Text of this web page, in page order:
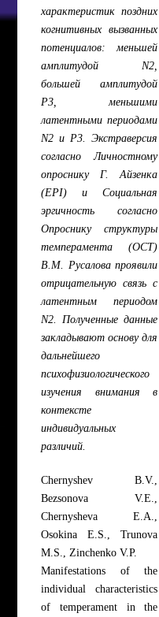
характеристик поздних
когнитивных вызванных
потенциалов: меньшей
амплитудой N2,
большей амплитудой
P3, меньшими
латентными периодами
N2 и P3. Экстраверсия
согласно Личностному
опроснику Г. Айзенка
(EPI) и Социальная
эргичность согласно
Опроснику структуры
темперамента (ОСТ)
В.М. Русалова проявили
отрицательную связь с
латентным периодом
N2. Полученные данные
закладывают основу для
дальнейшего
психофизиологического
изучения внимания в
контексте
индивидуальных
различий.
Chernyshev B.V.,
Bezsonova V.E.,
Chernysheva E.A.,
Osokina E.S., Trunova
M.S., Zinchenko V.P.
Manifestations of the
individual characteristics
of temperament in the